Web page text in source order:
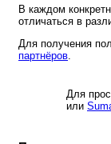
В каждом
отличаться в
Для получения
партнёров
Для
или